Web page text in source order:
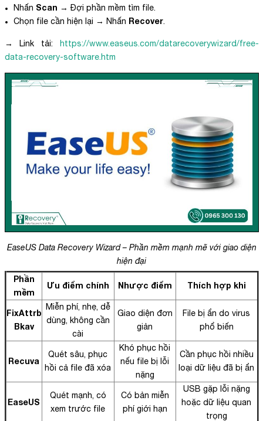
Nhấn Scan → Đợi phần mềm tìm file.
Chọn file cần hiện lại → Nhấn Recover.
→ Link tải:
https://www.easeus.com/datarecoverywizard/free-
data-recovery-software.htm
EaseUS Data Recovery Wizard – Phần mềm mạnh mẽ với giao diện
hiện đại
Phần
mềm
Ưu điểm chính Nhược điểm Thích hợp khi
FixAttrb
Bkav
Miễn phí, nhẹ, dễ
dùng, không cần
cài
Giao diện đơn
giản
File bị ẩn do virus
phổ biến
Recuva
Quét sâu, phục
hồi cả file đã xóa
Khó phục hồi
nếu file bị lỗi
nặng
Cần phục hồi nhiều
loại dữ liệu đã bị ẩn
EaseUS
Quét mạnh, có
xem trước file
Có bản miễn
phí giới hạn
USB gặp lỗi nặng
hoặc dữ liệu quan
trọng